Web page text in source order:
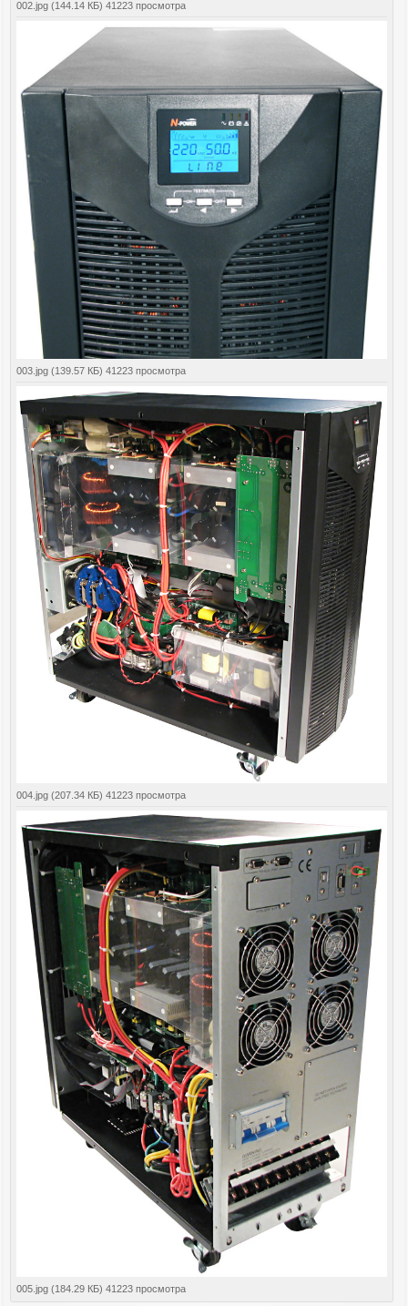
002.jpg (144.14 КБ) 41223 просмотра
003.jpg (139.57 КБ) 41223 просмотра
004.jpg (207.34 КБ) 41223 просмотра
005.jpg (184.29 КБ) 41223 просмотра